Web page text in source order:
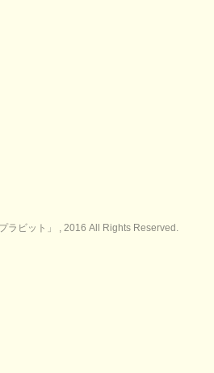
ラビット」 , 2016 All Rights Reserved.